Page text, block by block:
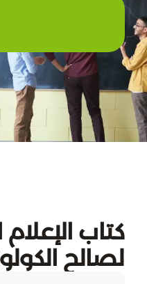
كتاب
لصالح